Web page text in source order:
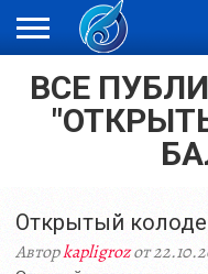
ЖАҢАЛЫҚТАР
НОВОСТИ
ВИДЕО
ФОТОРЕПОРТАЖИ
ОРКЕН
LIVETV
ВСЕ
Открытый
Авторkapligrozот